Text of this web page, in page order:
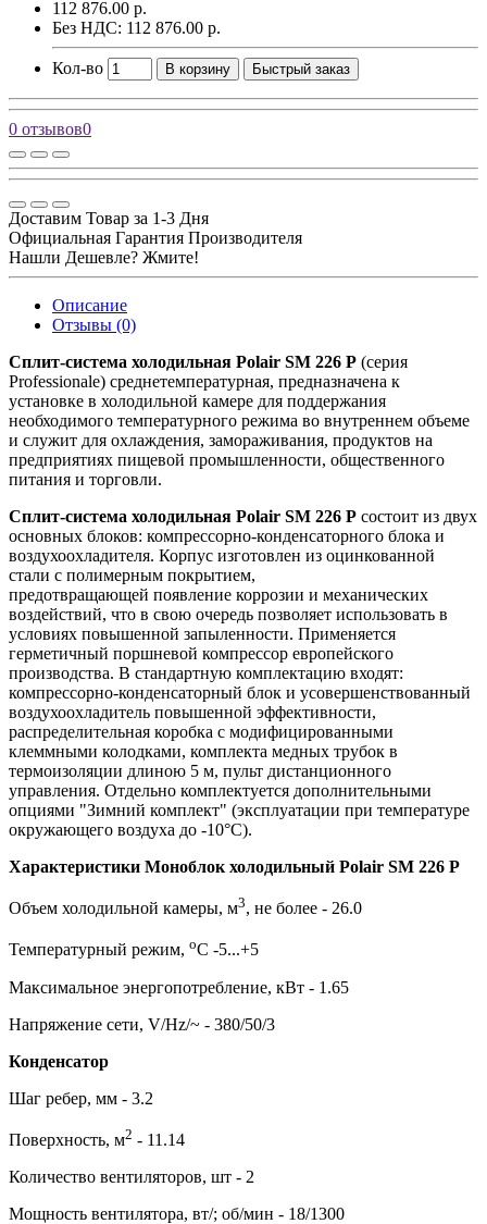
112 876.00 р.
Без НДС: 112 876.00 р.
Кол-во В корзину Быстрый заказ
0 отзывов0
Доставим Товар за 1-3 Дня
Официальная Гарантия Производителя
Нашли Дешевле? Жмите!
Описание
Отзывы (0)
Сплит-система холодильная Polair SM 226 P (серия
Professionale) среднетемпературная, предназначена к
установке в холодильной камере для поддержания
необходимого температурного режима во внутреннем объеме
и служит для охлаждения, замораживания, продуктов на
предприятиях пищевой промышленности, общественного
питания и торговли.
Сплит-система холодильная Polair SM 226 P состоит из двух
основных блоков: компрессорно-конденсаторного блока и
воздухоохладителя. Корпус изготовлен из оцинкованной
стали с полимерным покрытием,
предотвращающей появление коррозии и механических
воздействий, что в свою очередь позволяет использовать в
условиях повышенной запыленности. Применяется
герметичный поршневой компрессор европейского
производства. В стандартную комплектацию входят:
компрессорно-конденсаторный блок и усовершенствованный
воздухоохладитель повышенной эффективности,
распределительная коробка с модифицированными
клеммными колодками, комплекта медных трубок в
термоизоляции длиною 5 м, пульт дистанционного
управления. Отдельно комплектуется дополнительными
опциями "Зимний комплект" (эксплуатации при температуре
окружающего воздуха до -10°С).
Характеристики Моноблок холодильный Polair SM 226 P
Объем холодильной камеры, м3, не более - 26.0
Температурный режим, оС -5...+5
Максимальное энергопотребление, кВт - 1.65
Напряжение сети, V/Hz/~ - 380/50/3
Конденсатор
Шаг ребер, мм - 3.2
Поверхность, м2 - 11.14
Количество вентиляторов, шт - 2
Мощность вентилятора, вт/; об/мин - 18/1300